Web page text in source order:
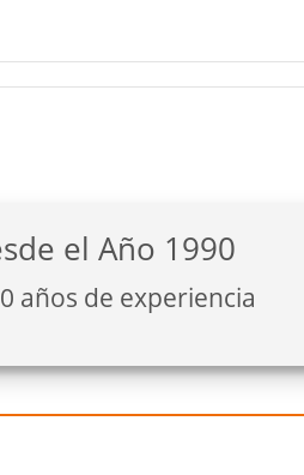
el Año 1990
años de experiencia